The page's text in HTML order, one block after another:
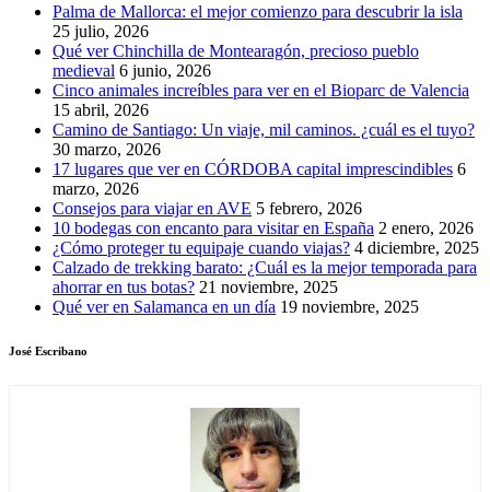
Palma de Mallorca: el mejor comienzo para descubrir la isla
25 julio, 2026
Qué ver Chinchilla de Montearagón, precioso pueblo
medieval 6 junio, 2026
Cinco animales increíbles para ver en el Bioparc de Valencia
15 abril, 2026
Camino de Santiago: Un viaje, mil caminos. ¿cuál es el tuyo?
30 marzo, 2026
17 lugares que ver en CÓRDOBA capital imprescindibles 6
marzo, 2026
Consejos para viajar en AVE 5 febrero, 2026
10 bodegas con encanto para visitar en España 2 enero, 2026
¿Cómo proteger tu equipaje cuando viajas? 4 diciembre, 2025
Calzado de trekking barato: ¿Cuál es la mejor temporada para
ahorrar en tus botas? 21 noviembre, 2025
Qué ver en Salamanca en un día 19 noviembre, 2025
José Escribano